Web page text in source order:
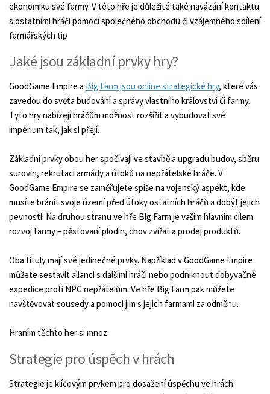
ekonomiku své farmy. V této hře je důležité také navázání kontaktu
s ostatními hráči pomocí společného obchodu či vzájemného sdílení
farmářských tip
Jaké jsou základní prvky hry?
GoodGame Empire a Big Farm jsou online strategické hry, které vás
zavedou do světa budování a správy vlastního království či farmy.
Tyto hry nabízejí hráčům možnost rozšířit a vybudovat své
impérium tak, jak si přejí.
Základní prvky obou her spočívají ve stavbě a upgradu budov, sběru
surovin, rekrutaci armády a útoků na nepřátelské hráče. V
GoodGame Empire se zaměřujete spíše na vojenský aspekt, kde
musíte bránit svoje území před útoky ostatních hráčů a dobýt jejich
pevnosti. Na druhou stranu ve hře Big Farm je vaším hlavním cílem
rozvoj farmy – pěstovaní plodin, chov zvířat a prodej produktů.
Oba tituly mají své jedinečné prvky. Například v GoodGame Empire
můžete sestavit alianci s dalšími hráči nebo podniknout dobyvačné
expedice proti NPC nepřátelům. Ve hře Big Farm pak můžete
navštěvovat sousedy a pomoci jim s jejich farmami za odměnu.
Hraním těchto her si mnoz
Strategie pro úspěch v hrách
Strategie je klíčovým prvkem pro dosažení úspěchu ve hrách